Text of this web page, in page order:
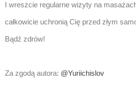
I wreszcie regularne wizyty na
całkowicie uchronią Cię przed złym
Bądź zdrów!
Za zgodą autora: @Yuriichislov